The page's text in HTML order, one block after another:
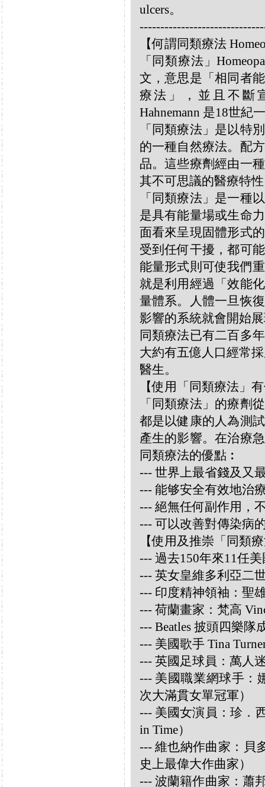
ulcers。
【何謂同類療法
「同類療法」
文，意思是「相同者
療法」，並且不斷
Hahnemann 是18世紀
「同類療法」是以特
的一種自然療法。配
品。這些療劑經由一
其不可思議的醫療特
「同類療法」是一種
是具有能量場或生命
面看來呈現固體形式
受到任何干擾，都可
能量形式則可使我們
就是利用經過「效能
量體系。人體一旦恢
影響的系統就會開始
同類療法已有二百多
大約有五億人口經常
醫生。
【使用「同類療法」
「同類療法」的療劑
都是以健康的人為測
產生的影響。在治療
同類療法的優點︰
--- 世界上最省錢及又
--- 能够安全有效地治
--- 絕無任何副作用，
--- 可以改善對傳染病
【使用及推崇「同類
--- 過去150年來11任
--- 英女皇維多利亞二
--- 印度精神領袖：聖
--- 荷蘭畫家：梵高
--- Beatles 披頭四樂隊
--- 美國歌手 Tina
--- 英國足球員：萬人
--- 美國職業網球手：
次大滿貫女單冠軍）
--- 美國女演員：珍．
in Time）
--- 維也納作曲家：貝
史上最偉大作曲家）
--- 波蘭籍作曲家：蕭